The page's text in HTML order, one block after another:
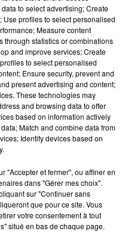
4h37
4h37
TEMPER CITY
Self Aware
4h32
4h32
to select advertising; Create
profiles to select personalised
Measure content
through statistics or combinations
and improve services; Create
to select personalised
Ensure security, prevent and
present advertising and content;
These technologies may
and browsing data to offer
based on information actively
Match and combine data from
Identify devices based on
"Accepter et fermer", ou affiner en
dans "Gérer mes choix".
sur "Continuer sans
que pour ce site. Vous
votre consentement à tout
situé en bas de chaque page.